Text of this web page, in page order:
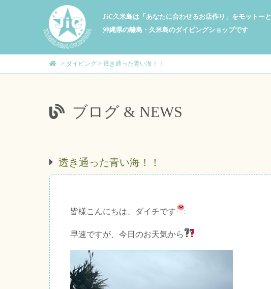
JiC久米島は「あなたに合わせるお店作り」をモットー
沖縄県の離島・久米島のダイビングショップです
> ダイビング > 透き通った青い海！！
ブログ & NEWS
透き通った青い海！！
皆様こんにちは、ダイチです
早速ですが、今日のお天気から